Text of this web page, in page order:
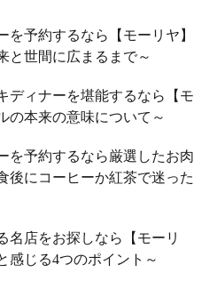
を予約するなら【モーリヤ】
と世間に広まるまで～
ディナーを堪能するなら【モ
の本来の意味について～
を予約するなら厳選したお肉
後にコーヒーか紅茶で迷った
名店をお探しなら【モーリ
感じる4つのポイント～